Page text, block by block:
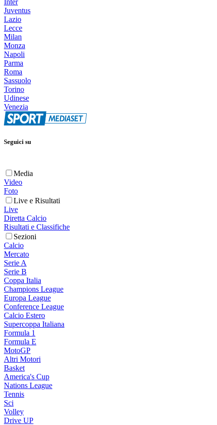
Juventus
Lazio
Lecce
Milan
Monza
Napoli
Parma
Roma
Sassuolo
Torino
Udinese
Venezia
Seguici su
Media
Video
Foto
Live e Risultati
Live
Diretta Calcio
Risultati e Classifiche
Sezioni
Calcio
Mercato
Serie A
Serie B
Coppa Italia
Champions League
Europa League
Conference League
Calcio Estero
Supercoppa Italiana
Formula 1
Formula E
MotoGP
Altri Motori
Basket
America's Cup
Nations League
Tennis
Sci
Volley
Drive UP